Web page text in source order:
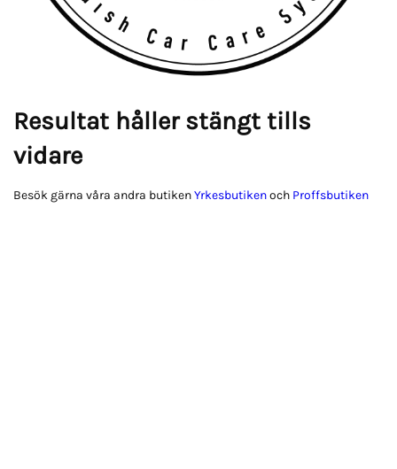
Resultat håller stängt tills
vidare
Besök gärna våra andra butikenYrkesbutikenoch Proffsbutiken